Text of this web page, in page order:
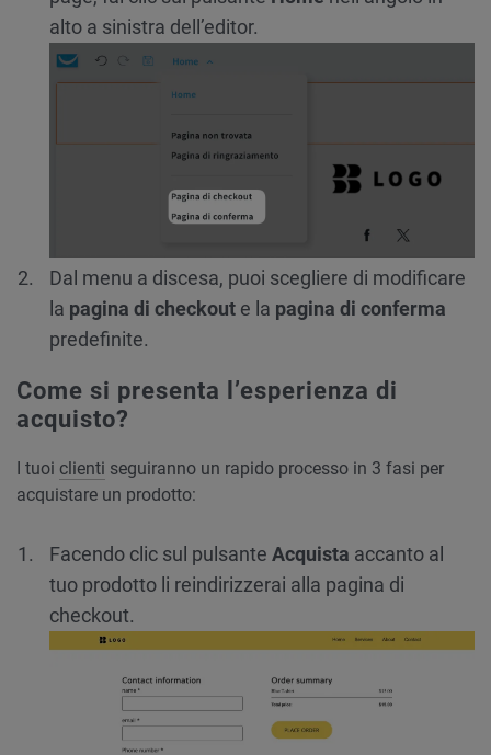
alto a sinistra dell’editor.
Dal menu a discesa, puoi scegliere di modificare
la pagina di checkout e la pagina di conferma
predefinite.
Come si presenta l’esperienza di
acquisto?
I tuoi clienti seguiranno un rapido processo in 3 fasi per
acquistare un prodotto:
Facendo clic sul pulsante Acquista accanto al
tuo prodotto li reindirizzerai alla pagina di
checkout.